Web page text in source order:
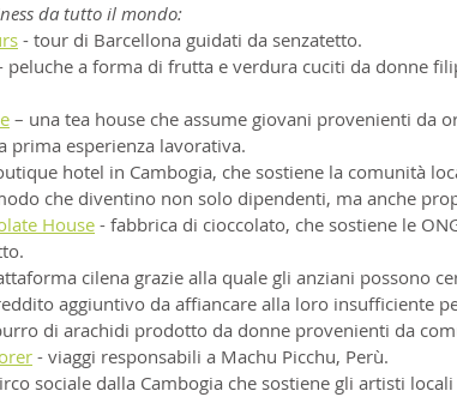
da tutto il mondo:
- tour di Barcellona guidati da senzatetto.
peluche a forma di frutta e verdura cuciti da donne
– una tea house che assume giovani provenienti da
prima esperienza lavorativa.
hotel in Cambogia, che sostiene la comunità
che diventino non solo dipendenti, ma anche
House - fabbrica di cioccolato, che sostiene le
cilena grazie alla quale gli anziani possono
aggiuntivo da affiancare alla loro insufficiente
di arachidi prodotto da donne provenienti da
- viaggi responsabili a Machu Picchu, Perù.
sociale dalla Cambogia che sostiene gli artisti